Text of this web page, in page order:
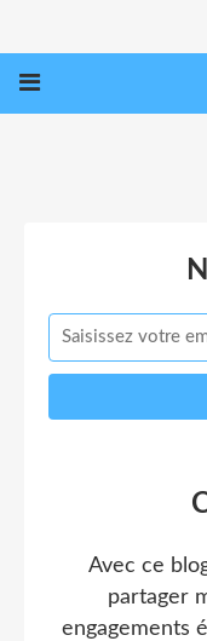
Avec ce
partager
engagements